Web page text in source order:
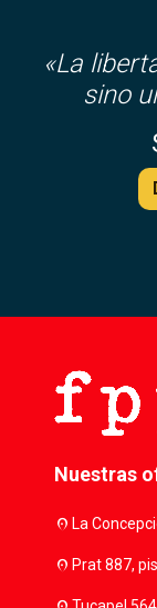
«La
sino
Nuestras
location_onLa
location_onPrat 887,